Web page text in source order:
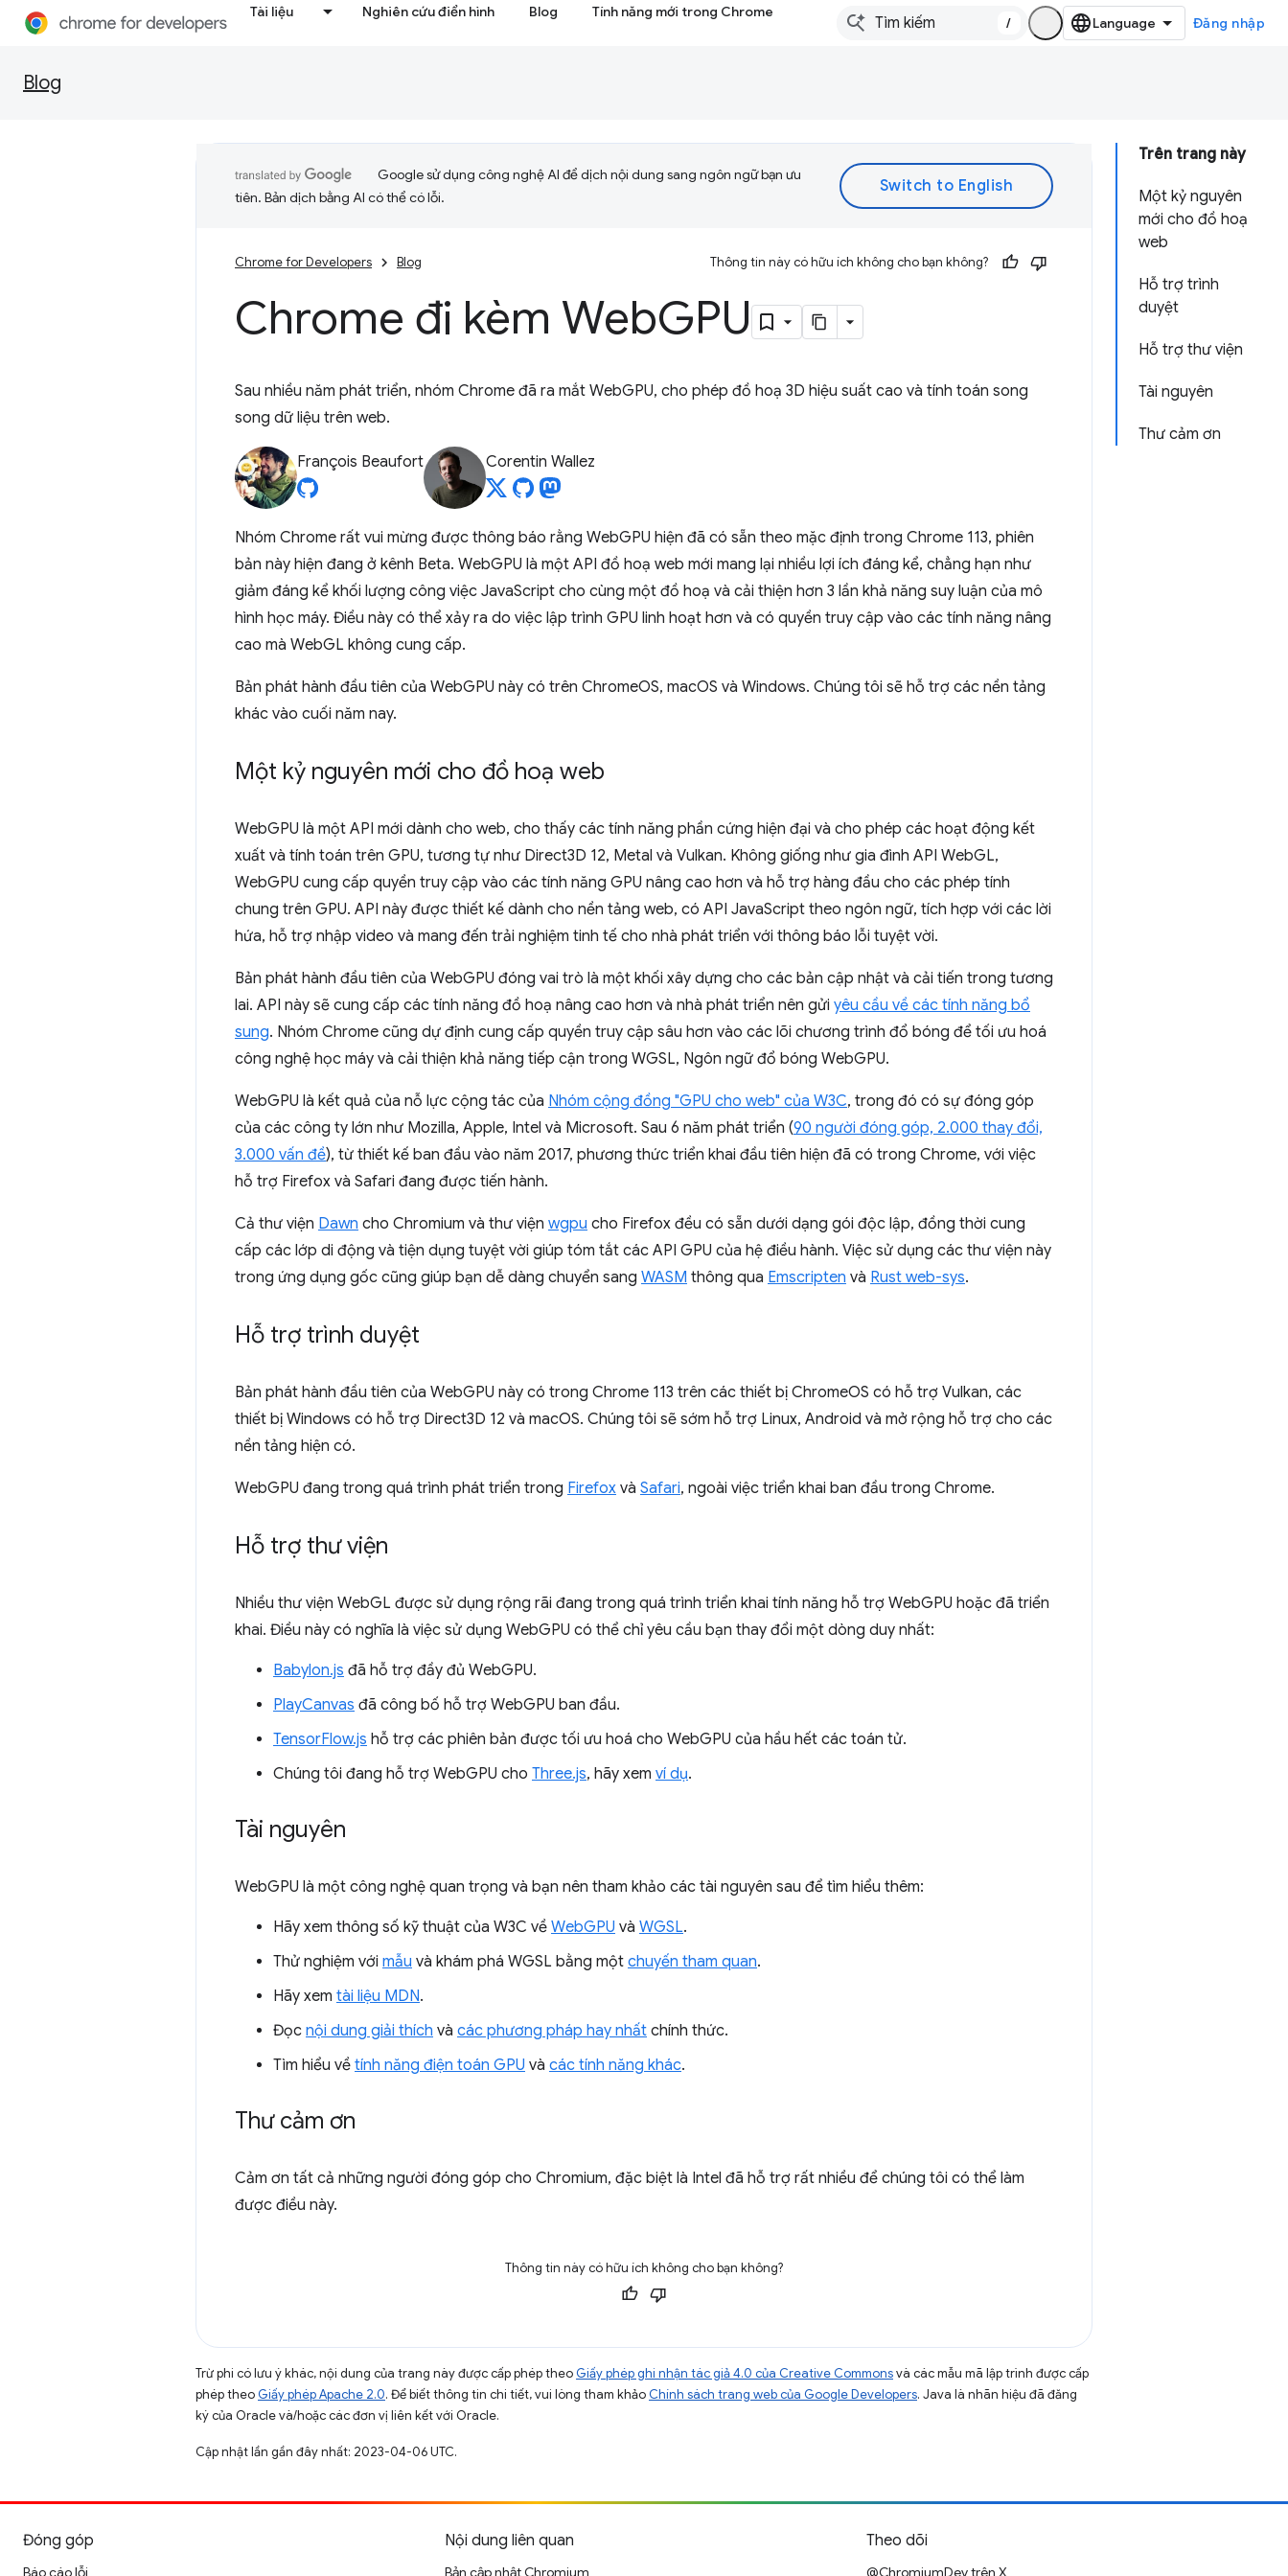
Tài liệu Nghiên cứu điển hình Blog Tính năng mới trong Chrome
/ Đăng nhập
Blog
Trên trang này
Một kỷ nguyên
mới cho đồ hoạ
web
Hỗ trợ trình
duyệt
Hỗ trợ thư viện
Tài nguyên
Thư cảm ơn
Google sử dụng công nghệ AI để dịch nội dung sang ngôn ngữ bạn ưu
tiên. Bản dịch bằng AI có thể có lỗi.
Chrome for Developers Blog Thông tin này có hữu ích không cho bạn không?
Chrome đi kèm WebGPU
Sau nhiều năm phát triển, nhóm Chrome đã ra mắt WebGPU, cho phép đồ hoạ 3D hiệu suất cao và tính toán song
song dữ liệu trên web.
François Beaufort Corentin Wallez
Nhóm Chrome rất vui mừng được thông báo rằng WebGPU hiện đã có sẵn theo mặc định trong Chrome 113, phiên
bản này hiện đang ở kênh Beta. WebGPU là một API đồ hoạ web mới mang lại nhiều lợi ích đáng kể, chẳng hạn như
giảm đáng kể khối lượng công việc JavaScript cho cùng một đồ hoạ và cải thiện hơn 3 lần khả năng suy luận của mô
hình học máy. Điều này có thể xảy ra do việc lập trình GPU linh hoạt hơn và có quyền truy cập vào các tính năng nâng
cao mà WebGL không cung cấp.
Bản phát hành đầu tiên của WebGPU này có trên ChromeOS, macOS và Windows. Chúng tôi sẽ hỗ trợ các nền tảng
khác vào cuối năm nay.
Một kỷ nguyên mới cho đồ hoạ web
WebGPU là một API mới dành cho web, cho thấy các tính năng phần cứng hiện đại và cho phép các hoạt động kết
xuất và tính toán trên GPU, tương tự như Direct3D 12, Metal và Vulkan. Không giống như gia đình API WebGL,
WebGPU cung cấp quyền truy cập vào các tính năng GPU nâng cao hơn và hỗ trợ hàng đầu cho các phép tính
chung trên GPU. API này được thiết kế dành cho nền tảng web, có API JavaScript theo ngôn ngữ, tích hợp với các lời
hứa, hỗ trợ nhập video và mang đến trải nghiệm tinh tế cho nhà phát triển với thông báo lỗi tuyệt vời.
Bản phát hành đầu tiên của WebGPU đóng vai trò là một khối xây dựng cho các bản cập nhật và cải tiến trong tương
lai. API này sẽ cung cấp các tính năng đồ hoạ nâng cao hơn và nhà phát triển nên gửi yêu cầu về các tính năng bổ
sung. Nhóm Chrome cũng dự định cung cấp quyền truy cập sâu hơn vào các lõi chương trình đổ bóng để tối ưu hoá
công nghệ học máy và cải thiện khả năng tiếp cận trong WGSL, Ngôn ngữ đổ bóng WebGPU.
WebGPU là kết quả của nỗ lực cộng tác của Nhóm cộng đồng "GPU cho web" của W3C, trong đó có sự đóng góp
của các công ty lớn như Mozilla, Apple, Intel và Microsoft. Sau 6 năm phát triển (90 người đóng góp, 2.000 thay đổi,
3.000 vấn đề), từ thiết kế ban đầu vào năm 2017, phương thức triển khai đầu tiên hiện đã có trong Chrome, với việc
hỗ trợ Firefox và Safari đang được tiến hành.
Cả thư viện Dawn cho Chromium và thư viện wgpu cho Firefox đều có sẵn dưới dạng gói độc lập, đồng thời cung
cấp các lớp di động và tiện dụng tuyệt vời giúp tóm tắt các API GPU của hệ điều hành. Việc sử dụng các thư viện này
trong ứng dụng gốc cũng giúp bạn dễ dàng chuyển sang WASM thông qua Emscripten và Rust web-sys.
Hỗ trợ trình duyệt
Bản phát hành đầu tiên của WebGPU này có trong Chrome 113 trên các thiết bị ChromeOS có hỗ trợ Vulkan, các
thiết bị Windows có hỗ trợ Direct3D 12 và macOS. Chúng tôi sẽ sớm hỗ trợ Linux, Android và mở rộng hỗ trợ cho các
nền tảng hiện có.
WebGPU đang trong quá trình phát triển trong Firefox và Safari, ngoài việc triển khai ban đầu trong Chrome.
Hỗ trợ thư viện
Nhiều thư viện WebGL được sử dụng rộng rãi đang trong quá trình triển khai tính năng hỗ trợ WebGPU hoặc đã triển
khai. Điều này có nghĩa là việc sử dụng WebGPU có thể chỉ yêu cầu bạn thay đổi một dòng duy nhất:
Babylon.js đã hỗ trợ đầy đủ WebGPU.
PlayCanvas đã công bố hỗ trợ WebGPU ban đầu.
TensorFlow.js hỗ trợ các phiên bản được tối ưu hoá cho WebGPU của hầu hết các toán tử.
Chúng tôi đang hỗ trợ WebGPU cho Three.js, hãy xem ví dụ.
Tài nguyên
WebGPU là một công nghệ quan trọng và bạn nên tham khảo các tài nguyên sau để tìm hiểu thêm:
Hãy xem thông số kỹ thuật của W3C về WebGPU và WGSL.
Thử nghiệm với mẫu và khám phá WGSL bằng một chuyến tham quan.
Hãy xem tài liệu MDN.
Đọc nội dung giải thích và các phương pháp hay nhất chính thức.
Tìm hiểu về tính năng điện toán GPU và các tính năng khác.
Thư cảm ơn
Cảm ơn tất cả những người đóng góp cho Chromium, đặc biệt là Intel đã hỗ trợ rất nhiều để chúng tôi có thể làm
được điều này.
Thông tin này có hữu ích không cho bạn không?
Trừ phi có lưu ý khác, nội dung của trang này được cấp phép theo Giấy phép ghi nhận tác giả 4.0 của Creative Commonsvà các mẫu mã lập trình được cấp
phép theo Giấy phép Apache 2.0. Để biết thông tin chi tiết, vui lòng tham khảo Chính sách trang web của Google Developers. Java là nhãn hiệu đã đăng
ký của Oracle và/hoặc các đơn vị liên kết với Oracle.
Cập nhật lần gần đây nhất: 2023-04-06 UTC.
Đóng góp
Báo cáo lỗi
Nội dung liên quan
Bản cập nhật Chromium
Theo dõi
@ChromiumDev trên X